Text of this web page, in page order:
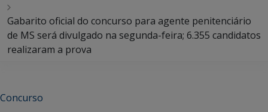
Gabarito oficial do concurso para agente penitenciário
de MS será divulgado na segunda-feira; 6.355 candidatos
realizaram a prova
Concurso